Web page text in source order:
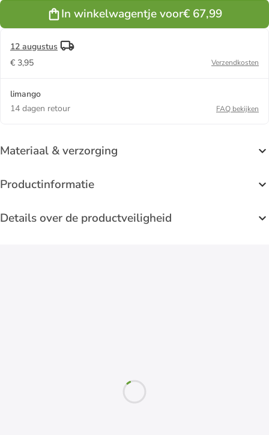
In winkelwagentje voor€ 67,99
12 augustus
€ 3,95
Verzendkosten
limango
14 dagen retour
FAQ bekijken
Materiaal & verzorging
Productinformatie
Details over de productveiligheid